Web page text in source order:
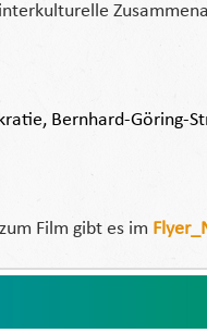
Bernhard-Göring-
Film gibt es im